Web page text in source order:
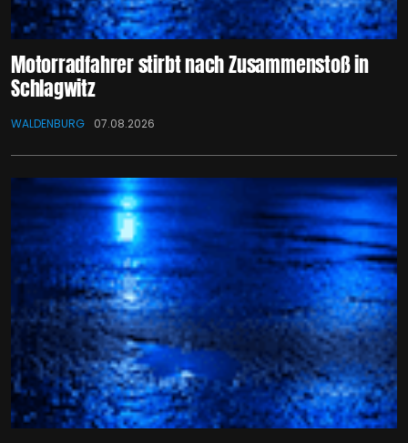
Motorradfahrer stirbt nach Zusammenstoß in
Schlagwitz
WALDENBURG 07.08.2026